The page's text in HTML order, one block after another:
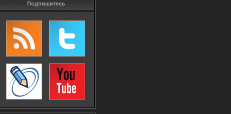
Подпишитесь